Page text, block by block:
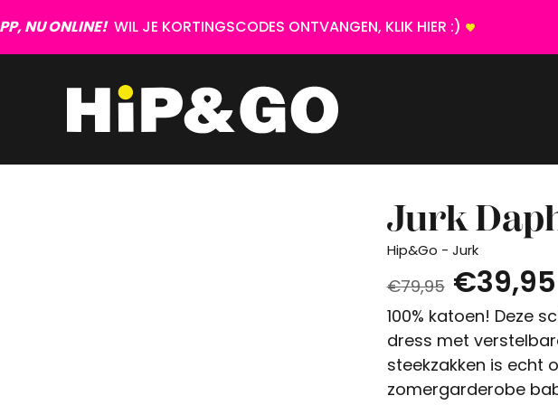
NU ONLINE! WIL JE KORTINGSCODES ONTVANGEN, KLIK HIER :)
Jurk
Hip&Go - Jurk
€79,95 €39,95
100% katoen! Deze
dress met
steekzakken is echt
zomergarderobe